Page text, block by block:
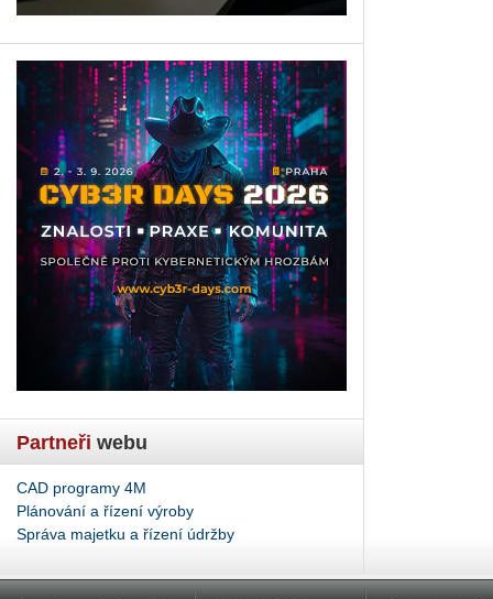
Partneři webu
CAD programy 4M
Plánování a řízení výroby
Správa majetku a řízení údržby